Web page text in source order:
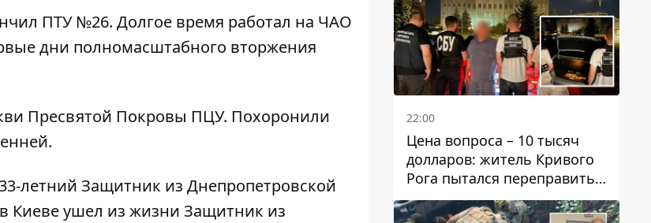
ПТУ №26. Долгое время работал на ЧАО
дни полномасштабного вторжения
Пресвятой Покровы ПЦУ. Похоронили
летний Защитник из Днепропетровской
в Киеве ушел из жизни Защитник из
22:00
Цена вопроса – 10 тысяч
долларов: житель Кривого
Рога пытался переправить
мужчину в Словакию